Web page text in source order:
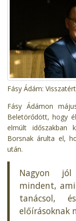
Fásy Ádám:
Fásy Ádámon
Beletörődött, hogy
elmúlt időszakban
Borsnak árulta el,
után.
Nagyon
mindent,
tanácsol,
előírásoknak